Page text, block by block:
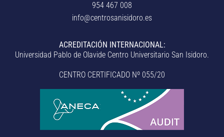
954 467 008
info@centrosanisidoro.es
ACREDITACIÓN INTERNACIONAL:
Universidad Pablo de Olavide Centro Universitario San Isidoro.
CENTRO CERTIFICADO Nº 055/20